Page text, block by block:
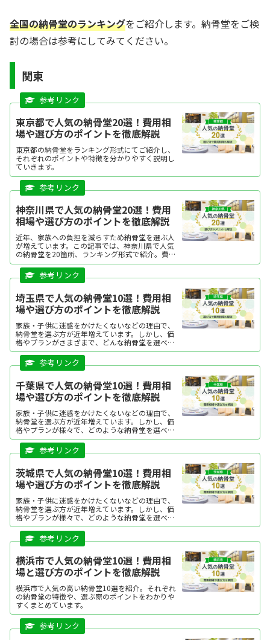
全国の納骨堂のランキングをご紹介します。納骨堂をご検
討の場合は参考にしてみてください。
関東
東京都で人気の納骨堂20選！費用相
場や選び方のポイントを徹底解説
東京都の納骨堂をランキング形式にてご紹介し、
それぞれのポイントや特徴を分かりやすく説明し
ていきます。
神奈川県で人気の納骨堂20選！費用
相場や選び方のポイントを徹底解説
近年、家族への負担を減らすため納骨堂を選ぶ人
が増えています。この記事では、神奈川県で人気
の納骨堂を20箇所、ランキング形式で紹介。費用
相場や選び方のポイントを解説しています。気に
なる納骨堂があれば、資料請求や現地見学が可能
です。
埼玉県で人気の納骨堂10選！費用相
場や選び方のポイントを徹底解説
家族・子供に迷惑をかけたくないなどの理由で、
納骨堂を選ぶ方が近年増えています。しかし、価
格やプランがさまざまで、どんな納骨堂を選べば
よいか迷う方も多いですよね。この記事では、埼
玉県で人気の納骨堂を、ランキング形式でご紹介
します。それぞれの特...
千葉県で人気の納骨堂10選！費用相
場や選び方のポイントを徹底解説
家族・子供に迷惑をかけたくないなどの理由で、
納骨堂を選ぶ方が近年増えています。しかし、価
格やプランが様々で、どのような納骨堂を選べば
よいか迷う方も多いですよね。本記本記事で千葉
県で人気の納骨堂を、ランキング形式にてご紹介
します。 それぞれの特徴を分かりやすくまとめて
い。
茨城県で人気の納骨堂10選！費用相
場や選び方のポイントを徹底解説
家族・子供に迷惑をかけたくないなどの理由で、
納骨堂を選ぶ方が近年増えています。しかし、価
格やプランが様々で、どのような納骨堂を選べば
よいか迷う方も多いですよね。今回は、茨城県で
人気の納骨堂を、ランキング形式にてご紹介しま
す。それぞれの特徴を...
横浜市で人気の納骨堂10選！費用相
場と選び方のポイントを徹底解説
横浜市で人気の高い納骨堂10選を紹介。それぞれ
の納骨堂の特徴や、選ぶ際のポイントをわかりや
すくまとめています。